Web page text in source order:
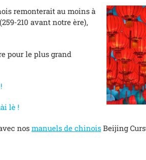
remonterait au moins à
210 avant notre ère),
pour le plus grand
lè !
nos manuels de chinoisBeijing